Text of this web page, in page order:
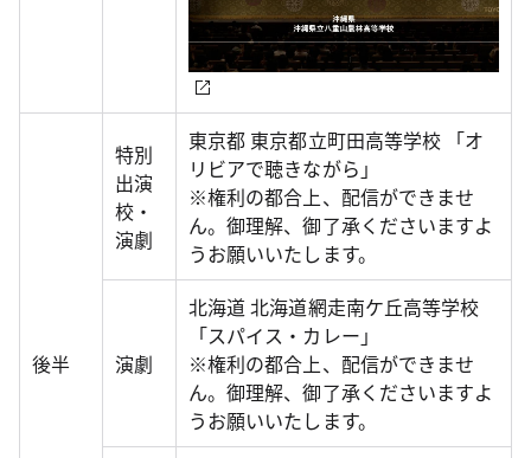
後半
特別
出演
校・
演劇
東京都 東京都立町田高等学校 「オ
リビアで聴きながら」
※権利の都合上、配信ができませ
ん。御理解、御了承くださいますよ
うお願いいたします。
演劇
北海道 北海道網走南ケ丘高等学校
「スパイス・カレー」
※権利の都合上、配信ができませ
ん。御理解、御了承くださいますよ
うお願いいたします。